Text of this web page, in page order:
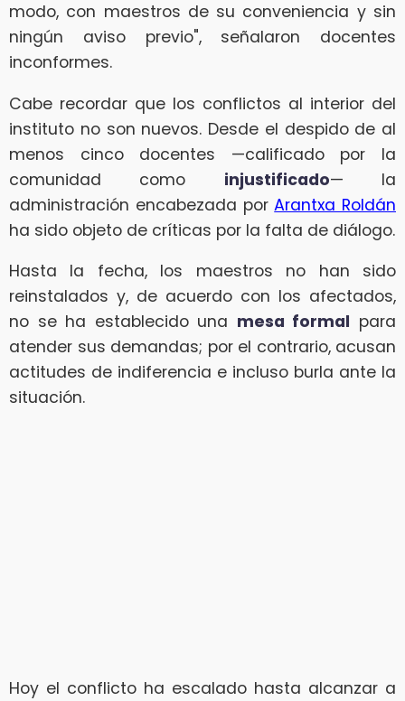
modo, con maestros de su conveniencia y sin
ningún aviso previo", señalaron docentes
inconformes.
Cabe recordar que los conflictos al interior del
instituto no son nuevos. Desde el despido de al
menos cinco docentes —calificado por la
comunidad como injustificado— la
administración encabezada porArantxa Roldán
ha sido objeto de críticas por la falta de diálogo.
Hasta la fecha, los maestros no han sido
reinstalados y, de acuerdo con los afectados,
no se ha establecido una mesa formal para
atender sus demandas; por el contrario, acusan
actitudes de indiferencia e incluso burla ante la
situación.
Hoy el conflicto ha escalado hasta alcanzar a